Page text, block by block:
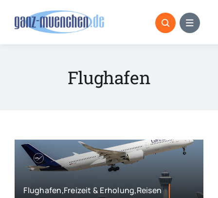
Flughafen
Flughafen,Freizeit & Erholung,Reisen